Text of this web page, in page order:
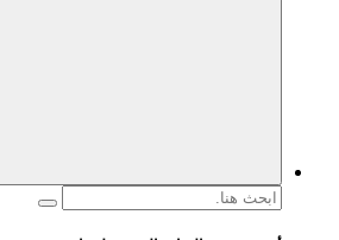
البحث